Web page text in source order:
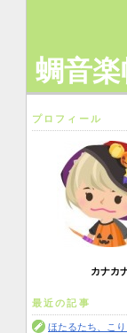
蜩音楽
プロフィール
カナカ
最近の記事
ほたるたち、こ